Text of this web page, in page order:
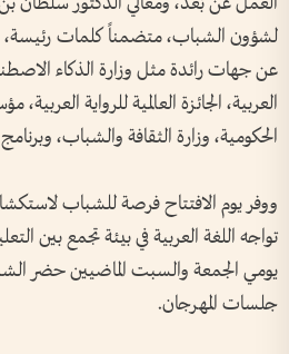
لشؤون الشباب، متضمناً كلمات رئيسة،
عن جهات رائدة مثل وزارة الذكاء
العربية، الجائزة العالمية للرواية
الحكومية، وزارة الثقافة والشباب،
ووفر يوم الافتتاح فرصة للشباب
تواجه اللغة العربية في بيئة تجمع بين
يومي الجمعة والسبت الماضيين حضر
جلسات المهرجان.